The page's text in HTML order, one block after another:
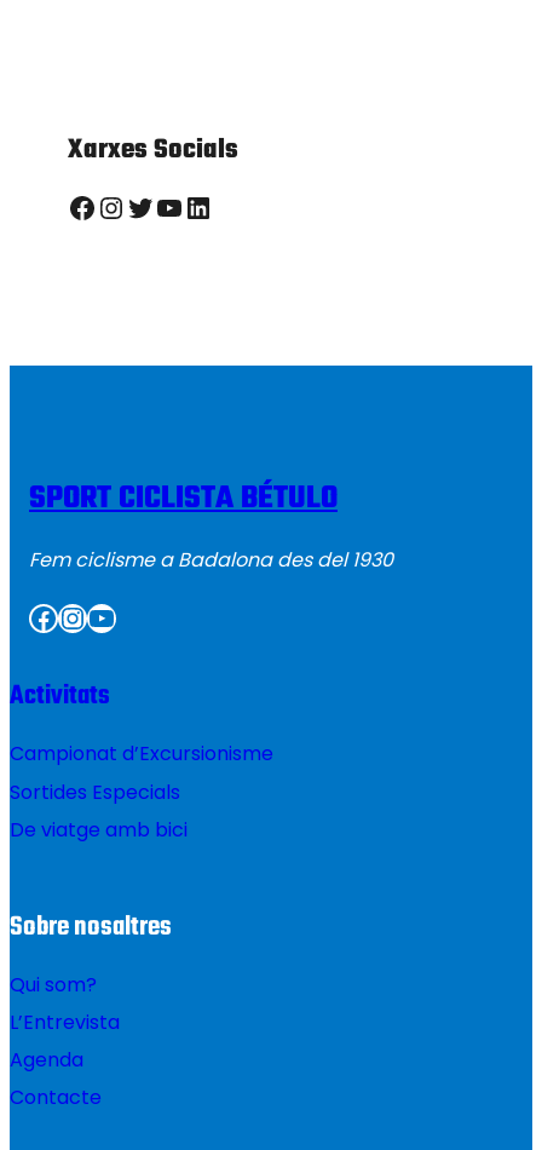
Xarxes Socials
Facebook InstagramTwitter YouTube LinkedIn
SPORT CICLISTA BÉTULO
Fem ciclisme a Badalona des del 1930
Facebook InstagramYouTube
Activitats
Campionat d’Excursionisme
Sortides Especials
De viatge amb bici
Sobre nosaltres
Qui som?
L’Entrevista
Agenda
Contacte